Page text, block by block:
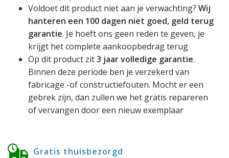
Voldoet dit product niet aan je verwachting? Wij
hanteren een 100 dagen niet goed, geld terug
garantie. Je hoeft ons geen reden te geven, je
krijgt het complete aankoopbedrag terug
Op dit product zit3 jaar volledige garantie.
Binnen deze periode ben je verzekerd van
fabricage -of constructiefouten. Mocht er een
gebrek zijn, dan zullen we het gratis repareren
of vervangen door een nieuw exemplaar
Gratis thuisbezorgd